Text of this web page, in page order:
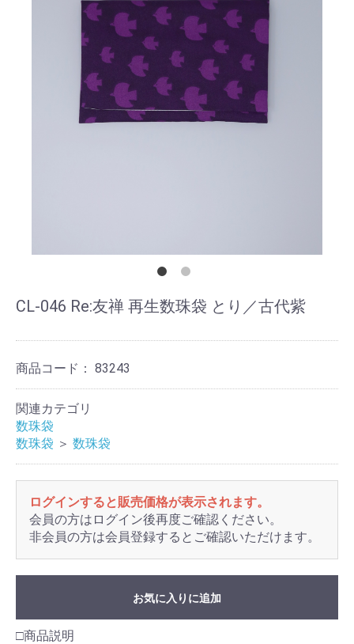
CL-046 Re:友禅 再生数珠袋 とり／古代紫
商品コード： 83243
関連カテゴリ
数珠袋
数珠袋 ＞ 数珠袋
ログインすると販売価格が表示されます。
会員の方はログイン後再度ご確認ください。
非会員の方は会員登録するとご確認いただけます。
お気に入りに追加
□商品説明